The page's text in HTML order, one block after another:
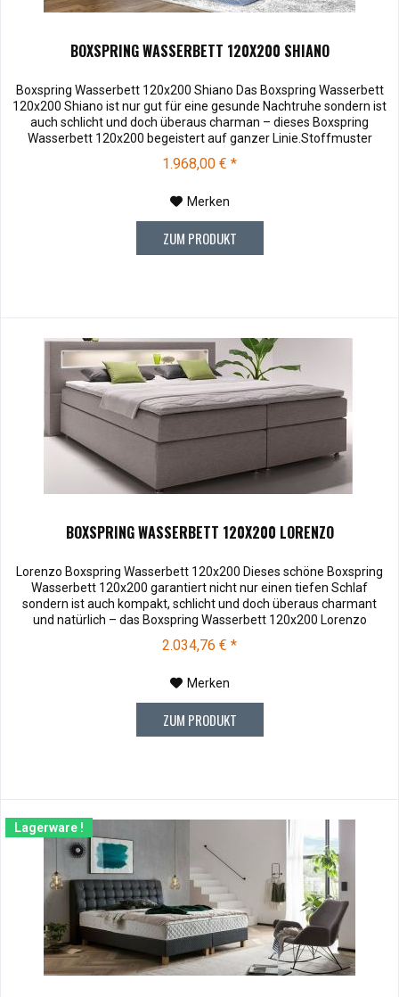
BOXSPRING WASSERBETT 120X200 SHIANO
Boxspring Wasserbett 120x200 Shiano Das Boxspring Wasserbett
120x200 Shiano ist nur gut für eine gesunde Nachtruhe sondern ist
auch schlicht und doch überaus charman – dieses Boxspring
Wasserbett 120x200 begeistert auf ganzer Linie.Stoffmuster
Rücksendung werden Ihnen die 10,00 € wieder vergütet.
1.968,00 € *
Merken
ZUM PRODUKT
BOXSPRING WASSERBETT 120X200 LORENZO
Lorenzo Boxspring Wasserbett 120x200 Dieses schöne Boxspring
Wasserbett 120x200 garantiert nicht nur einen tiefen Schlaf
sondern ist auch kompakt, schlicht und doch überaus charmant
und natürlich – das Boxspring Wasserbett 120x200 Lorenzo
€ 10,00 zu Ihnen versendet werden. Bei Rücksendung werden
2.034,76 € *
Merken
ZUM PRODUKT
Lagerware !